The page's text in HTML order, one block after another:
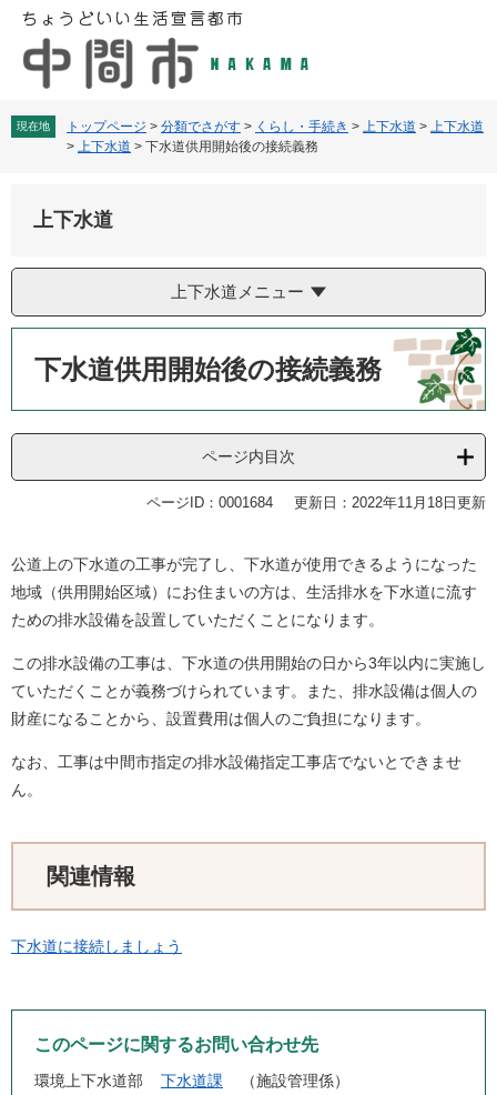
へ
現在地 トップページ > 分類でさがす > くらし・手続き > 上下水道 > 上下水道
> 上下水道 > 下水道供用開始後の接続義務
上下水道
上下水道メニュー
下水道供用開始後の接続義務
ページ内目次
ページID：0001684 更新日：2022年11月18日更新
公道上の下水道の工事が完了し、下水道が使用できるようになった
地域（供用開始区域）にお住まいの方は、生活排水を下水道に流す
ための排水設備を設置していただくことになります。
この排水設備の工事は、下水道の供用開始の日から3年以内に実施し
ていただくことが義務づけられています。また、排水設備は個人の
財産になることから、設置費用は個人のご負担になります。
なお、工事は中間市指定の排水設備指定工事店でないとできませ
ん。
関連情報
下水道に接続しましょう
このページに関するお問い合わせ先
環境上下水道部 下水道課 施設管理係